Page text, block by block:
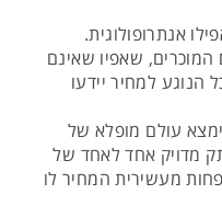
אנתרופולוגית.
שאפיו שאינם
הנוגע למחיר יידעו
עולם מופלא של
מדויק אחד לאחד של
מעשירית המחיר לו